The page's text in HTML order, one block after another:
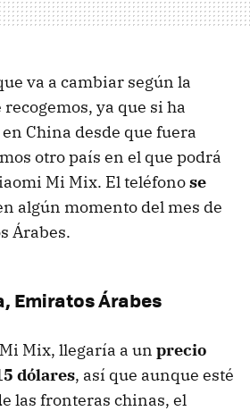
va a cambiar según la
ya que si ha
China desde que fuera
otro país en el que podrá
Mi Mix. El teléfonose
algún momento del mes de
Árabes.
Emiratos Árabes
Mix, llegaría a un precio
dólares, así que aunque esté
las fronteras chinas, el